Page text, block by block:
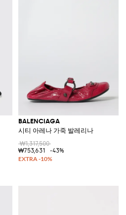
BALENCIAGA
시티 아레나 가죽 발레리나
₩1,317,500
₩753,631
-43%